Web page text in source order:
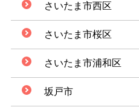
さいたま市西区
さいたま市桜区
さいたま市浦和区
坂戸市